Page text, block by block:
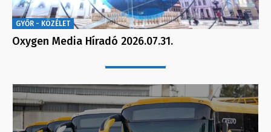
GYŐR - KÖZÉLET
Oxygen Media Híradó 2026.07.31.